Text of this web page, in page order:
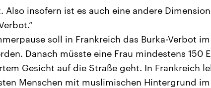
Also insofern ist es auch eine andere
soll in Frankreich das Burka-Verbot
Danach müsste eine Frau mindestens 150
Gesicht auf die Straße geht. In Frankreich
Menschen mit muslimischen Hintergrund